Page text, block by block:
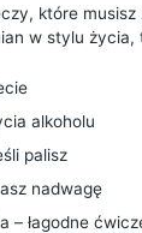
które musisz
w stylu życia,
alkoholu
palisz
nadwagę
– łagodne